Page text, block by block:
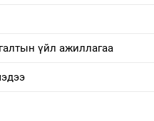
үйл ажиллагаа
ЫН САЛБАР ЗӨВЛӨЛ
албаны зөвлөлийн